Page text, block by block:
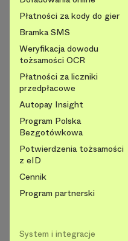
Płatności za kody do gier
Bramka SMS
Weryfikacja dowodu
tożsamości OCR
Płatności za liczniki
przedpłacowe
Autopay Insight
Program Polska
Bezgotówkowa
Potwierdzenia tożsamości
z eID
Cennik
Program partnerski
System i integracje